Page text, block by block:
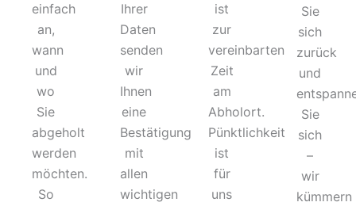
einfach
an,
wann
und
wo
Sie
abgeholt
werden
möchten.
So
Ihrer
Daten
senden
wir
Ihnen
eine
Bestätigung
mit
allen
wichtigen
ist
zur
vereinbarten
Zeit
am
Abholort.
Pünktlichkeit
ist
für
uns
Sie
sich
zurück
und
Sie
sich
–
wir
kümmern